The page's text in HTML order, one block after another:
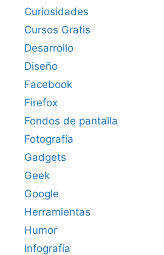
Curiosidades
Cursos Gratis
Desarrollo
Diseño
Facebook
Firefox
Fondos de pantalla
Fotografía
Gadgets
Geek
Google
Herramientas
Humor
Infografía